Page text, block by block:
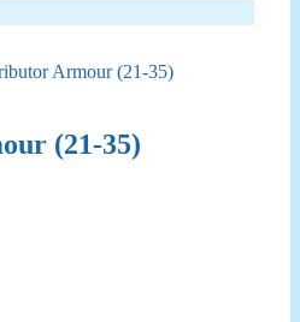
Armour (21-35)
(21-35)